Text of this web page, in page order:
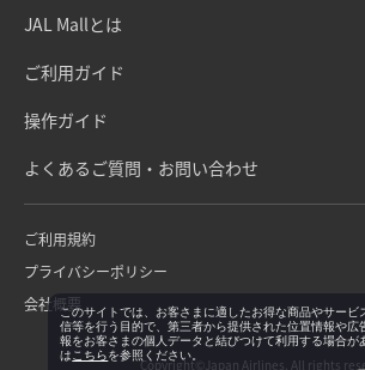
JAL Mallとは
ご利用ガイド
操作ガイド
よくあるご質問・お問い合わせ
ご利用規約
プライバシーポリシー
会社概要
Copyright©Japan Airlines. All rights
このサイトでは、お客さまに適したお得な商品やサービ
信等を行う目的で、第三者から提供された位置情報や広
報をお客さまの個人データと結びつけて利用する場合が
は こちらを参照ください。